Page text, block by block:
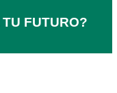
FUTURO?